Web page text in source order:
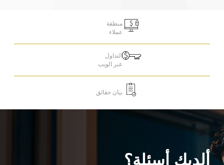
منطقة
عملاء
التداول
عبر الويب
بيان حقائق
ألديك أسئلة؟